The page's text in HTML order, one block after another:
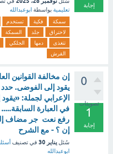
إجابة
تعليمية بواسطة ابوعبدالله
سمكة فكية تستخدم
لاختراق
جلد السمكة
تتغذى
دمها الجلكي
القرش
0
تصويتات
1
إجابة
إن مخالفة القوانين
يقود إلى الفوضى. حدد
الإعرابي لجملة:
في العبارة
رفع نعت جر مضاف
إن ؟ - مع الشرح
سُئل يناير 30 في تصنيف
ابوعبدالله